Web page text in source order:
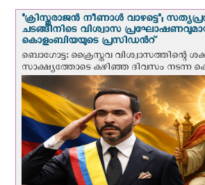
"ക്രിസ്തുരാജന്‍ നീണാള്‍ വാഴട്ടെ";
ചടങ്ങിനിടെ വിശ്വാസ
കൊളംബിയയുടെ പ്രസിഡന്‍റ്
ബൊഗോട്ട: ക്രൈസ്തവ വിശ്വാസത്തിന്റെ
സാക്ഷ്യത്തോടെ കഴിഞ്ഞ ദിവസം നടന്ന